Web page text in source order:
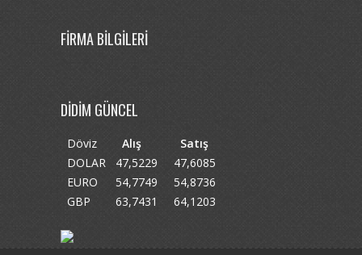
FİRMA BİLGİLERİ
DİDİM GÜNCEL
Döviz Alış
Satış
DOLAR
47,5229
47,6085
EURO
54,7749
54,8736
GBP
63,7431 64,1203